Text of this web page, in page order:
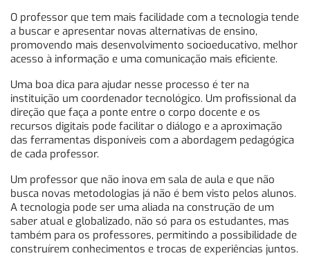
O professor que tem mais facilidade com a tecnologia tende
a buscar e apresentar novas alternativas de ensino,
promovendo mais desenvolvimento socioeducativo, melhor
acesso à informação e uma comunicação mais eficiente.
Uma boa dica para ajudar nesse processo é ter na
instituição um coordenador tecnológico. Um profissional da
direção que faça a ponte entre o corpo docente e os
recursos digitais pode facilitar o diálogo e a aproximação
das ferramentas disponíveis com a abordagem pedagógica
de cada professor.
Um professor que não inova em sala de aula e que não
busca novas metodologias já não é bem visto pelos alunos.
A tecnologia pode ser uma aliada na construção de um
saber atual e globalizado, não só para os estudantes, mas
também para os professores, permitindo a possibilidade de
construírem conhecimentos e trocas de experiências juntos.